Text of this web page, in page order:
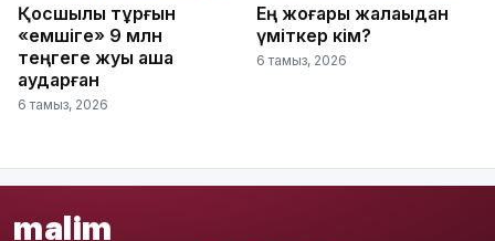
Қосшылық тұрғын
«емшіге» 9 млн
теңгеге жуық ақша
аударған
6 тамыз, 2026
Ең жоғары жалақыдан
үміткер кім?
6 тамыз, 2026
malim